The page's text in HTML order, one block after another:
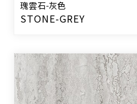
瑰雲石-灰色
STONE-GREY